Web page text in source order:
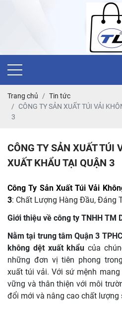
Trang chủ
Tin tức
CÔNG TY SẢN XUẤT TÚI VẢI
3
CÔNG TY SẢN XUẤT TÚI
XUẤT KHẨU TẠI QUẬN 3
Công Ty Sản Xuất Túi Vải
3: Chất Lượng Hàng Đầu, Đáng
Giới thiệu về công ty TNHH TM
Nằm tại trung tâm Quận 3
không dệt xuất khẩu của
những đơn vị tiên phong
xuất túi vải. Với sứ mệnh
vững và thân thiện với môi
đổi mới và nâng cao chất lượng